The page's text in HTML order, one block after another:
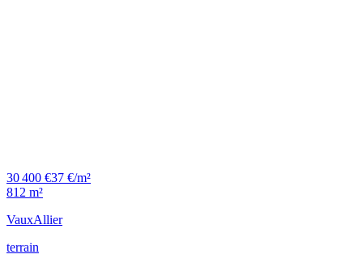
30 400 €37 €/m²
812 m²
VauxAllier
terrain